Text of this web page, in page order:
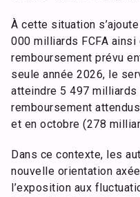
À cette situation
000 milliards FCFA ainsi
remboursement prévu
seule année 2026, le
atteindre 5 497 milliards
remboursement
et en octobre (278
Dans ce contexte, les
nouvelle orientation
l’exposition aux